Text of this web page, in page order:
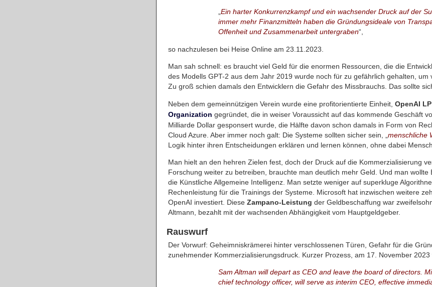
„Ein harter Konkurrenzkampf und ein wachsender Druck auf der
immer mehr Finanzmitteln haben die Gründungsideale von
Offenheit und Zusammenarbeit untergraben“,
so nachzulesen bei Heise Online am 23.11.2023.
Man sah schnell: es braucht viel Geld für die enormen Ressourcen, die die
des Modells GPT-2 aus dem Jahr 2019 wurde noch für zu gefährlich gehalten, um
Zu groß schien damals den Entwicklern die Gefahr des Missbrauchs. Das sollte
Neben dem gemeinnützigen Verein wurde eine profitorientierte Einheit, OpenAI LP
Organization gegründet, die in weiser Voraussicht auf das kommende Geschäft
Milliarde Dollar gesponsert wurde, die Hälfte davon schon damals in Form von
Cloud Azure. Aber immer noch galt: Die Systeme sollten sicher sein, „ menschliche
Logik hinter ihren Entscheidungen erklären und lernen können, ohne dabei
Man hielt an den hehren Zielen fest, doch der Druck auf die Kommerzialisierung
Forschung weiter zu betreiben, brauchte man deutlich mehr Geld. Und man wollte
die Künstliche Allgemeine Intelligenz. Man setzte weniger auf superkluge
Rechenleistung für die Trainings der Systeme. Microsoft hat inzwischen weitere
OpenAI investiert. Diese Zampano-Leistung der Geldbeschaffung war
Altmann, bezahlt mit der wachsenden Abhängigkeit vom Hauptgeldgeber.
Rauswurf
Der Vorwurf: Geheimniskrämerei hinter verschlossenen Türen, Gefahr für die
zunehmender Kommerzialisierungsdruck. Kurzer Prozess, am 17. November
Sam Altman will depart as CEO and leave the board of directors.
chief technology officer, will serve as interim CEO, effective